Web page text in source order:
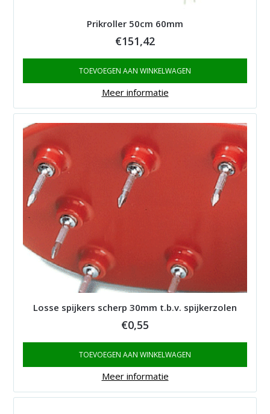
Prikroller 50cm 60mm
€151,42
TOEVOEGEN AAN WINKELWAGEN
Meer informatie
Losse spijkers scherp 30mm t.b.v. spijkerzolen
€0,55
TOEVOEGEN AAN WINKELWAGEN
Meer informatie